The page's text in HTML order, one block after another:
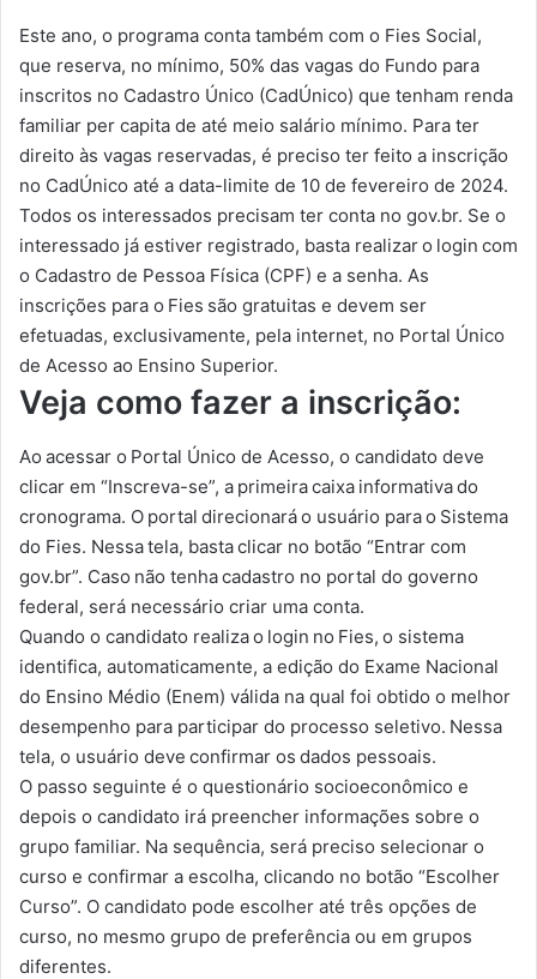
Este ano, o programa conta também com o Fies Social,
que reserva, no mínimo, 50% das vagas do Fundo para
inscritos no Cadastro Único (CadÚnico) que tenham renda
familiar per capita de até meio salário mínimo. Para ter
direito às vagas reservadas, é preciso ter feito a inscrição
no CadÚnico até a data-limite de 10 de fevereiro de 2024.
Todos os interessados precisam ter conta no gov.br. Se o
interessado já estiver registrado, basta realizar o login com
o Cadastro de Pessoa Física (CPF) e a senha. As
inscrições para o Fies são gratuitas e devem ser
efetuadas, exclusivamente, pela internet, no Portal Único
de Acesso ao Ensino Superior.
Veja como fazer a inscrição:
Ao acessar o Portal Único de Acesso, o candidato deve
clicar em “Inscreva-se”, a primeira caixa informativa do
cronograma. O portal direcionará o usuário para o Sistema
do Fies. Nessa tela, basta clicar no botão “Entrar com
gov.br”. Caso não tenha cadastro no portal do governo
federal, será necessário criar uma conta.
Quando o candidato realiza o login no Fies, o sistema
identifica, automaticamente, a edição do Exame Nacional
do Ensino Médio (Enem) válida na qual foi obtido o melhor
desempenho para participar do processo seletivo. Nessa
tela, o usuário deve confirmar os dados pessoais.
O passo seguinte é o questionário socioeconômico e
depois o candidato irá preencher informações sobre o
grupo familiar. Na sequência, será preciso selecionar o
curso e confirmar a escolha, clicando no botão “Escolher
Curso”. O candidato pode escolher até três opções de
curso, no mesmo grupo de preferência ou em grupos
diferentes.